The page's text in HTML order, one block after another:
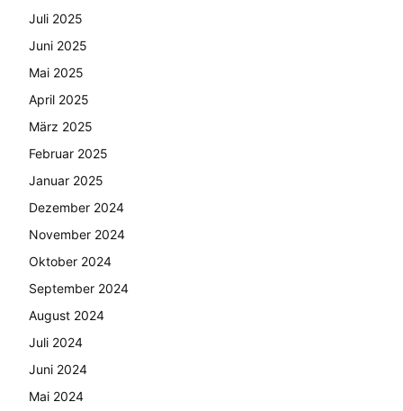
Juli 2025
Juni 2025
Mai 2025
April 2025
März 2025
Februar 2025
Januar 2025
Dezember 2024
November 2024
Oktober 2024
September 2024
August 2024
Juli 2024
Juni 2024
Mai 2024